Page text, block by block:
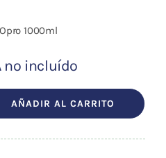
1000ml
no incluído
AÑADIR AL CARRITO